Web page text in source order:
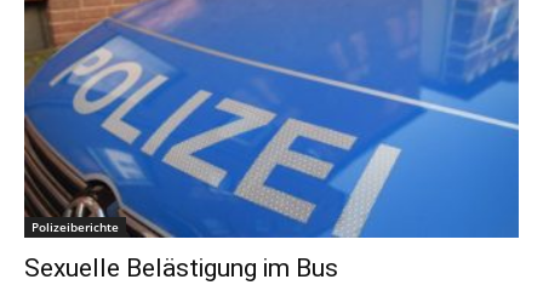
Polizeiberichte
Sexuelle Belästigung im Bus